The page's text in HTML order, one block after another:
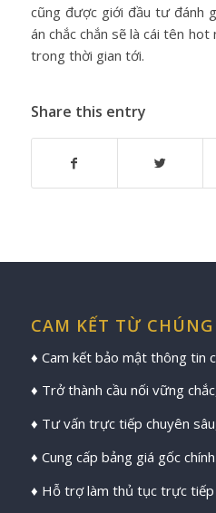
cũng được giới đầu tư đánh
án chắc chắn sẽ là cái tên
trong thời gian tới.
Share this entry
CAM KẾT TỪ
♦ Cam kết bảo mật thông tin
♦ Trở thành cầu nối vững
♦ Tư vấn trực tiếp chuyên
♦ Cung cấp bảng giá gốc
♦ Hỗ trợ làm thủ tục trực tiếp